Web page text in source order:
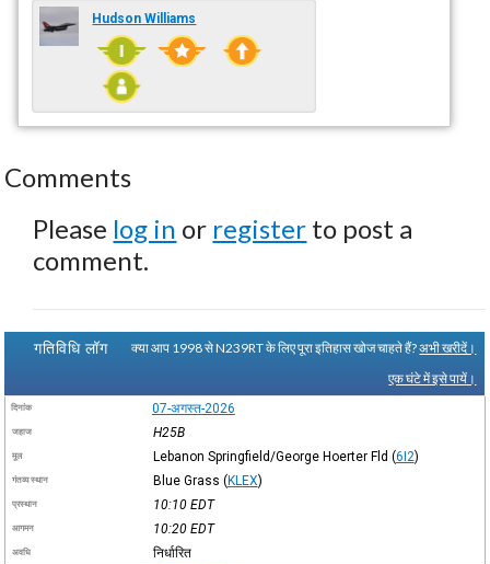
Hudson Williams
Comments
Please log in or register to post a
comment.
गतिविधि लॉग क्या आप 1998 से N239RT के लिए पूरा इतिहास खोज चाहते हैं?अभी खरीदें।
एक घंटे में इसे पायें।
दिनांक 07-अगस्त-2026
जहाज H25B
मूल Lebanon Springfield/George Hoerter Fld (6I2)
गंतव्य स्थान Blue Grass (KLEX)
प्रस्थान 10:10 EDT
आगमन 10:20 EDT
अवधि निर्धारित